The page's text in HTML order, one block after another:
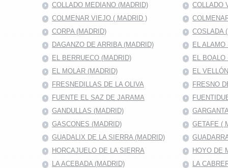
COLLADO MEDIANO (MADRID)
COLLADO
COLMENAR VIEJO ( MADRID )
CORPA (MADRID)
COSLADA
DAGANZO DE ARRIBA (MADRID)
EL ALAMO
EL BERRUECO (MADRID)
EL BOALO
EL MOLAR (MADRID)
EL
FRESNEDILLAS DE LA OLIVA
FRESNO
FUENTE EL SAZ DE JARAMA
GANDULLAS (MADRID)
GASCONES (MADRID)
GETAFE (
GUADALIX DE LA SIERRA (MADRID)
HORCAJUELO DE LA SIERRA
HOYO DE
LA ACEBADA (MADRID)
LA